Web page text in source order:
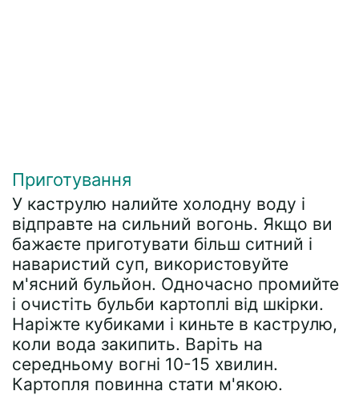
Приготування
У каструлю налийте холодну воду і
відправте на сильний вогонь. Якщо ви
бажаєте приготувати більш ситний і
наваристий суп, використовуйте
м'ясний бульйон. Одночасно промийте
і очистіть бульби картоплі від шкірки.
Наріжте кубиками і киньте в каструлю,
коли вода закипить. Варіть на
середньому вогні 10-15 хвилин.
Картопля повинна стати м'якою.